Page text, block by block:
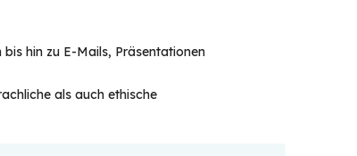
hin zu E-Mails, Präsentationen
als auch ethische